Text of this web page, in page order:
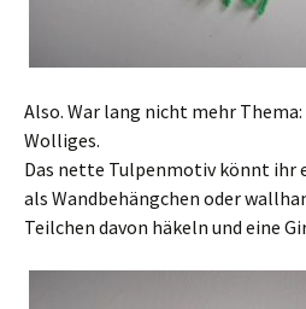
Also. War lang nicht mehr
Wolliges.
Das nette Tulpenmotiv könnt ihr
als Wandbehängchen oder
Teilchen davon häkeln und eine